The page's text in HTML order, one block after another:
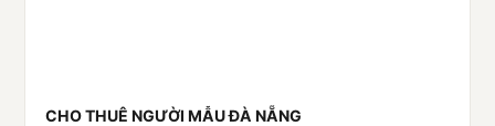
CHO THUÊ NGƯỜI MẪU ĐÀ NẴNG